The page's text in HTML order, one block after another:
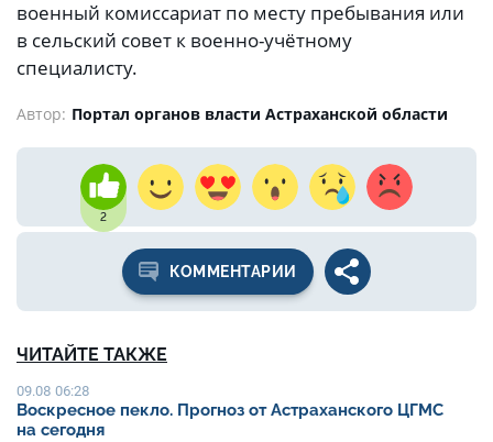
военный комиссариат по месту пребывания или
в сельский совет к военно-учётному
специалисту.
Автор: Портал органов власти Астраханской области
2
КОММЕНТАРИИ
ЧИТАЙТЕ ТАКЖЕ
09.08 06:28
Воскресное пекло. Прогноз от Астраханского ЦГМС
на сегодня